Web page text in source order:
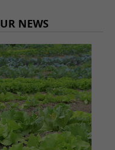
NEWS